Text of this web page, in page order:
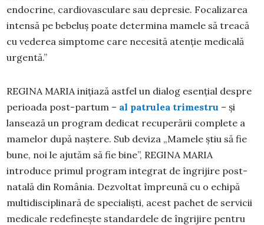
endocrine, cardiovasculare sau depresie. Focalizarea
intensă pe bebeluș poate determina mamele să treacă
cu vederea simptome care necesită atenție medicală
urgentă.”
REGINA MARIA inițiază astfel un dialog esențial despre
perioada post-partum – al patrulea trimestru – și
lansează un program dedicat recuperării complete a
mamelor după naștere. Sub deviza „Mamele știu să fie
bune, noi le ajutăm să fie bine”, REGINA MARIA
introduce primul program integrat de îngrijire post-
natală din România. Dezvoltat împreună cu o echipă
multidisciplinară de specialiști, acest pachet de servicii
medicale redefinește standardele de îngrijire pentru